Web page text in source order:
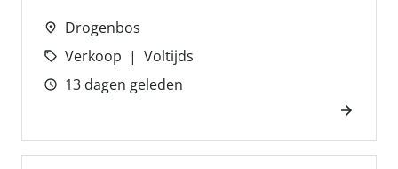
Drogenbos
Verkoop
Voltijds
13 dagen geleden